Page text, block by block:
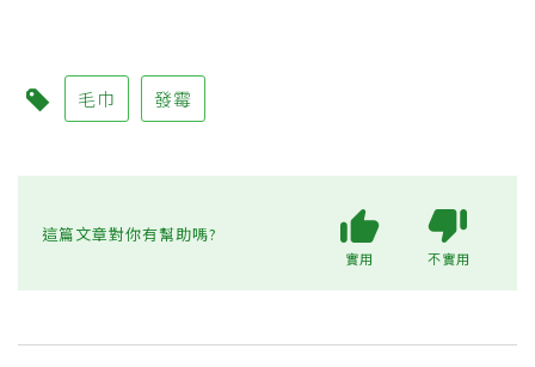
毛巾 發霉
這篇文章對你有幫助嗎?
實用 不實用